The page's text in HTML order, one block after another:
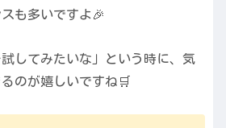
も多いですよ🎉
試してみたいな」という時に、気
のが嬉しいですね🛒